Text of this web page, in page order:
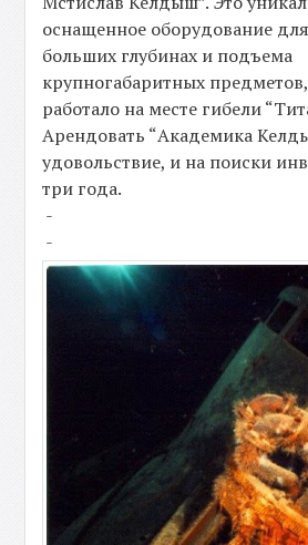
оснащенное оборудование
больших глубинах и подъема
крупногабаритных
работало на месте гибели
Арендовать “Академика
удовольствие, и на поиски
три года.
-
-